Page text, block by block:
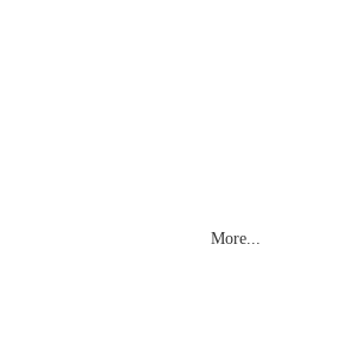
More...